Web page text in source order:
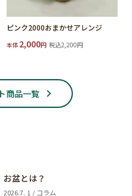
ピンク2000おまかせアレンジ
本体 2,000円 税込2,200円
商品一覧
お盆とは？
2026.7. 1 / コラム